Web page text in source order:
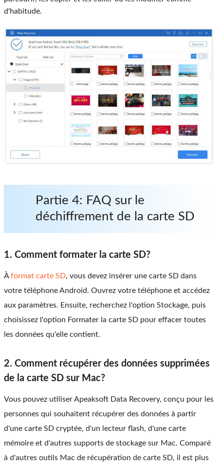
d'habitude.
Partie 4: FAQ sur le
déchiffrement de la carte SD
1. Comment formater la carte SD?
Àformat carte SD, vous devez insérer une carte SD dans
votre téléphone Android. Ouvrez votre téléphone et accédez
aux paramètres. Ensuite, recherchez l'option Stockage, puis
choisissez l'option Formater la carte SD pour effacer toutes
les données qu'elle contient.
2. Comment récupérer des données supprimées
de la carte SD sur Mac?
Vous pouvez utiliser Apeaksoft Data Recovery, conçu pour les
personnes qui souhaitent récupérer des données à partir
d'une carte SD cryptée, d'un lecteur flash, d'une carte
mémoire et d'autres supports de stockage sur Mac. Comparé
à d'autres outils Mac de récupération de carte SD, il est plus